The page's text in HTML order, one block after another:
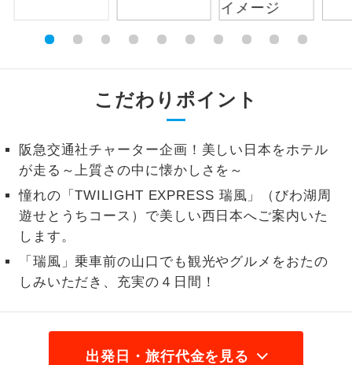
こだわりポイント
阪急交通社チャーター企画！美しい日本をホテル
が走る～上質さの中に懐かしさを～
憧れの「TWILIGHT EXPRESS 瑞風」（びわ湖周
遊せとうちコース）で美しい西日本へご案内いた
します。
「瑞風」乗車前の山口でも観光やグルメをおたの
しみいただき、充実の４日間！
出発日・旅行代金を見る
全食事付き
全てのお食事が付いていますので、お食
事の心配はいりません。（機内食を除
く）
お部屋にてゆっくりとお召し上がりいた
だけます。
をじっくり聞くことができます。
1名様から出発可能な個人型プランで
す。
2名様催行
おひとり様参
加限定
おひとり様限定でご参加いただけるコー
1名様1室同代
1名様1室利用でも追加料金がかからない
コースです。